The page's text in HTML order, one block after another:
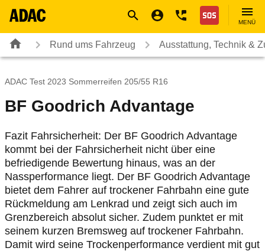
Nothilfe
MENÜ
Rund ums Fahrzeug Ausstattung, Technik &
ADAC Test 2023 Sommerreifen 205/55 R16
BF Goodrich Advantage
Fazit Fahrsicherheit: Der BF Goodrich Advantage
kommt bei der Fahrsicherheit nicht über eine
befriedigende Bewertung hinaus, was an der
Nassperformance liegt. Der BF Goodrich Advantage
bietet dem Fahrer auf trockener Fahrbahn eine gute
Rückmeldung am Lenkrad und zeigt sich auch im
Grenzbereich absolut sicher. Zudem punktet er mit
seinem kurzen Bremsweg auf trockener Fahrbahn.
Damit wird seine Trockenperformance verdient mit gut